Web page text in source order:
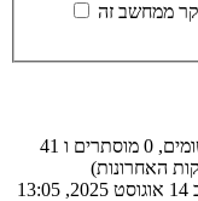
ממחשב זה
משתמשים מחוברים :: 1 רשומים, 0 מוסתרים ו 41
13:05